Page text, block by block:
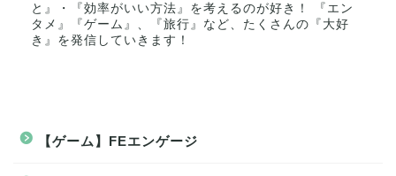
と』・『効率がいい方法』を考えるのが好き！ 『エン
タメ』『ゲーム』、『旅行』など、たくさんの『大好
き』を発信していきます！
【ゲーム】FEエンゲージ